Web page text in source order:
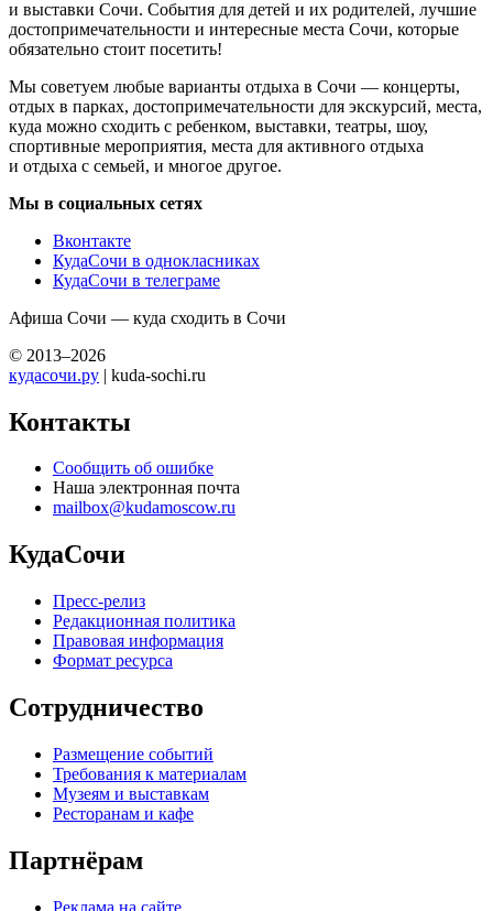
и выставки Сочи. События для детей и их родителей, лучшие
достопримечательности и интересные места Сочи, которые
обязательно стоит посетить!
Мы советуем любые варианты отдыха в Сочи — концерты,
отдых в парках, достопримечательности для экскурсий, места,
куда можно сходить с ребенком, выставки, театры, шоу,
спортивные мероприятия, места для активного отдыха
и отдыха с семьей, и многое другое.
Мы в социальных сетях
Вконтакте
КудаСочи в однокласниках
КудаСочи в телеграме
Афиша Сочи — куда сходить в Сочи
© 2013–2026
кудасочи.ру | kuda-sochi.ru
Контакты
Сообщить об ошибке
Наша электронная почта
mailbox@kudamoscow.ru
КудаСочи
Пресс-релиз
Редакционная политика
Правовая информация
Формат ресурса
Сотрудничество
Размещение событий
Требования к материалам
Музеям и выставкам
Ресторанам и кафе
Партнёрам
Реклама на сайте